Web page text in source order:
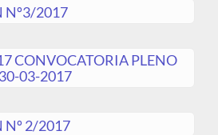
Nº3/2017
CONVOCATORIA PLENO
03-2017
Nº 2/2017